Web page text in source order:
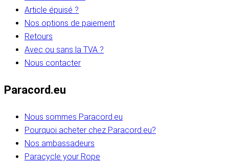
Article épuisé ?
Nos options de paiement
Retours
Avec ou sans la TVA ?
Nous contacter
Paracord.eu
Nous sommes Paracord.eu
Pourquoi acheter chez Paracord.eu?
Nos ambassadeurs
Paracycle your Rope